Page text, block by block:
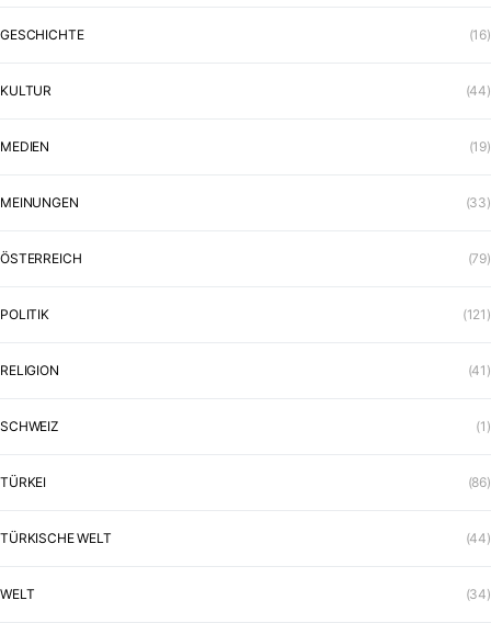
GESCHICHTE (16)
KULTUR (44)
MEDIEN (19)
MEINUNGEN (33)
ÖSTERREICH (79)
POLITIK (121)
RELIGION (41)
SCHWEIZ (1)
TÜRKEI (86)
TÜRKISCHE WELT (44)
WELT (34)